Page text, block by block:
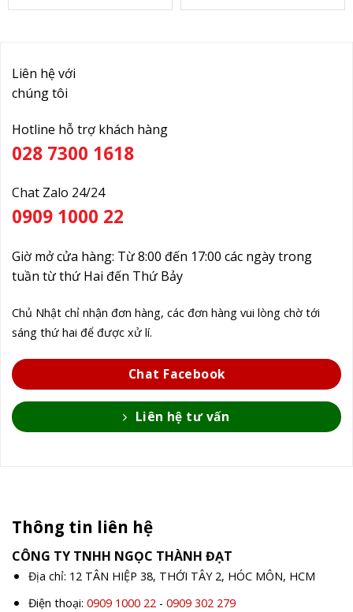
Liên hệ với
chúng tôi
Hotline hỗ trợ khách hàng
028 7300 1618
Chat Zalo 24/24
0909 1000 22
Giờ mở cửa hàng: Từ 8:00 đến 17:00 các ngày trong
tuần từ thứ Hai đến Thứ Bảy
Chủ Nhật chỉ nhận đơn hàng, các đơn hàng vui lòng chờ tới
sáng thứ hai để được xử lí.
Chat Facebook
Liên hệ tư vấn
Thông tin liên hệ
CÔNG TY TNHH NGỌC THÀNH ĐẠT
Địa chỉ: 12 TÂN HIỆP 38, THỚI TÂY 2, HÓC MÔN, HCM
Điện thoại: 0909 1000 22- 0909 302 279